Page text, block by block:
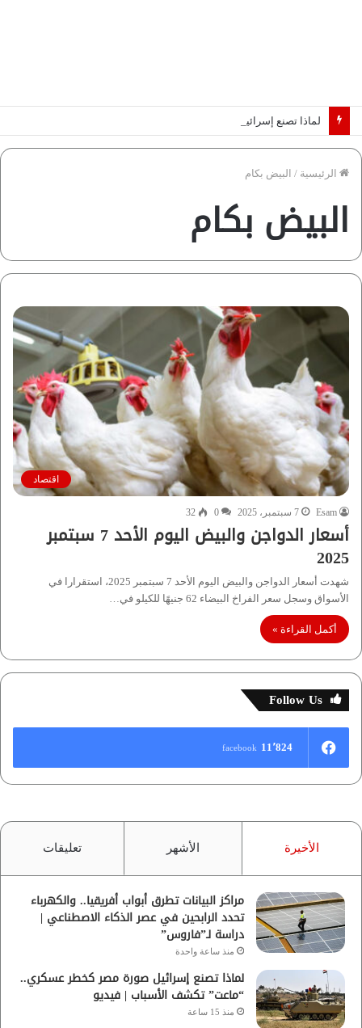
الرئيسية / البيض بكام
البيض بكام
اقتصاد
Esam 7 سبتمبر، 2025 0
32
أسعار الدواجن والبيض اليوم الأحد 7 سبتمبر
2025
شهدت أسعار الدواجن والبيض اليوم الأحد 7 سبتمبر 2025، استقرارا في
الأسواق وسجل سعر الفراخ البيضاء 62 جنيهًا للكيلو في…
أكمل القراءة »
Follow Us
11٬824 facebook
الأخيرة الأشهر تعليقات
مراكز البيانات تطرق أبواب أفريقيا.. والكهرباء
تحدد الرابحين في عصر الذكاء الاصطناعي |
دراسة لـ”فاروس”
منذ ساعة واحدة
لماذا تصنع إسرائيل صورة مصر كخطر عسكري..
“ماعت” تكشف الأسباب | فيديو
منذ 15 ساعة